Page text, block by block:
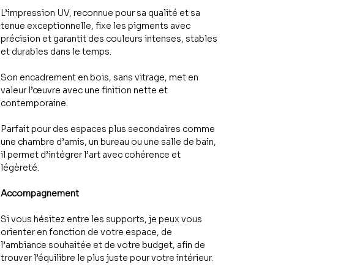
L’impression UV, reconnue pour sa qualité et sa
tenue exceptionnelle, fixe les pigments avec
précision et garantit des couleurs intenses, stables
et durables dans le temps.
Son encadrement en bois, sans vitrage, met en
valeur l’œuvre avec une finition nette et
contemporaine.
Parfait pour des espaces plus secondaires comme
une chambre d’amis, un bureau ou une salle de bain,
il permet d’intégrer l’art avec cohérence et
légèreté.
Accompagnement
Si vous hésitez entre les supports, je peux vous
orienter en fonction de votre espace, de
l’ambiance souhaitée et de votre budget, afin de
trouver l’équilibre le plus juste pour votre intérieur.